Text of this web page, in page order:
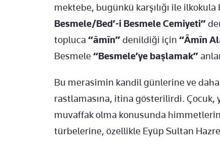
mektebe, bugünkü karşılığı ile
Besmele/Bed’-i Besmele Cemiyeti”
topluca “âmîn”denildiği için “Âmîn
Besmele “Besmele’ye başlamak”
Bu merasimin kandil günlerine ve
rastlamasına, itina gösterilirdi. Çocuk,
muvaffak olma konusunda
türbelerine, özellikle Eyüp Sultan